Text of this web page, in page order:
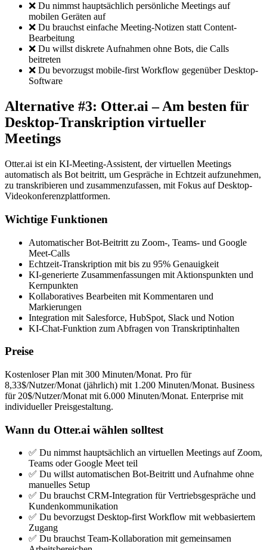
❌ Du nimmst hauptsächlich persönliche Meetings auf
mobilen Geräten auf
❌ Du brauchst einfache Meeting-Notizen statt Content-
Bearbeitung
❌ Du willst diskrete Aufnahmen ohne Bots, die Calls
beitreten
❌ Du bevorzugst mobile-first Workflow gegenüber Desktop-
Software
Alternative #3: Otter.ai – Am besten für
Desktop-Transkription virtueller
Meetings
Otter.ai ist ein KI-Meeting-Assistent, der virtuellen Meetings
automatisch als Bot beitritt, um Gespräche in Echtzeit aufzunehmen,
zu transkribieren und zusammenzufassen, mit Fokus auf Desktop-
Videokonferenzplattformen.
Wichtige Funktionen
Automatischer Bot-Beitritt zu Zoom-, Teams- und Google
Meet-Calls
Echtzeit-Transkription mit bis zu 95% Genauigkeit
KI-generierte Zusammenfassungen mit Aktionspunkten und
Kernpunkten
Kollaboratives Bearbeiten mit Kommentaren und
Markierungen
Integration mit Salesforce, HubSpot, Slack und Notion
KI-Chat-Funktion zum Abfragen von Transkriptinhalten
Preise
Kostenloser Plan mit 300 Minuten/Monat. Pro für
8,33$/Nutzer/Monat (jährlich) mit 1.200 Minuten/Monat. Business
für 20$/Nutzer/Monat mit 6.000 Minuten/Monat. Enterprise mit
individueller Preisgestaltung.
Wann du Otter.ai wählen solltest
✅ Du nimmst hauptsächlich an virtuellen Meetings auf Zoom,
Teams oder Google Meet teil
✅ Du willst automatischen Bot-Beitritt und Aufnahme ohne
manuelles Setup
✅ Du brauchst CRM-Integration für Vertriebsgespräche und
Kundenkommunikation
✅ Du bevorzugst Desktop-first Workflow mit webbasiertem
Zugang
✅ Du brauchst Team-Kollaboration mit gemeinsamen